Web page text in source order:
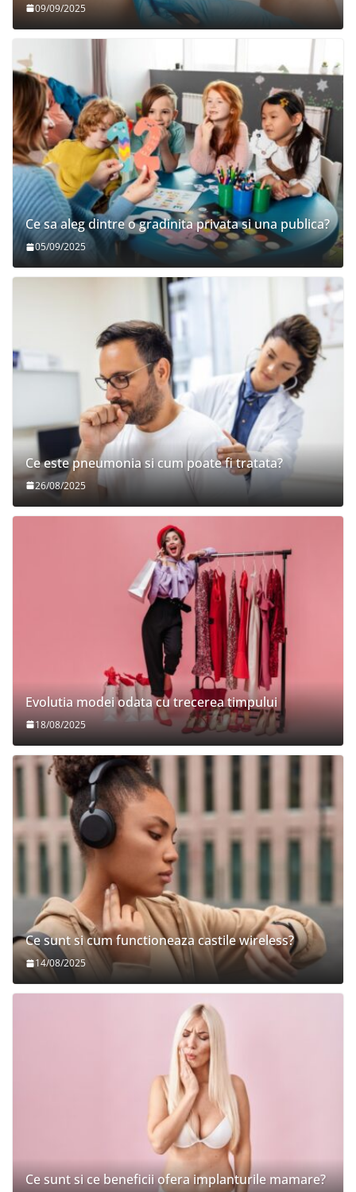
09/09/2025
Ce sa aleg dintre o gradinita privata si una publica?
05/09/2025
Ce este pneumonia si cum poate fi tratata?
26/08/2025
Evolutia modei odata cu trecerea timpului
18/08/2025
Ce sunt si cum functioneaza castile wireless?
14/08/2025
Ce sunt si ce beneficii ofera implanturile mamare?